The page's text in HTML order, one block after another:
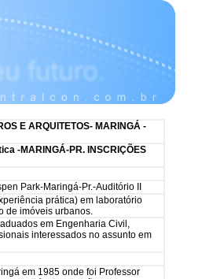
E ARQUITETOS- MARINGÁ -
-MARINGÁ-PR. INSCRIÇÕES
Park-Maringá-Pr.-Auditório II
prática) em laboratório
de imóveis urbanos.
em Engenharia Civil,
interessados no assunto em
em 1985 onde foi Professor